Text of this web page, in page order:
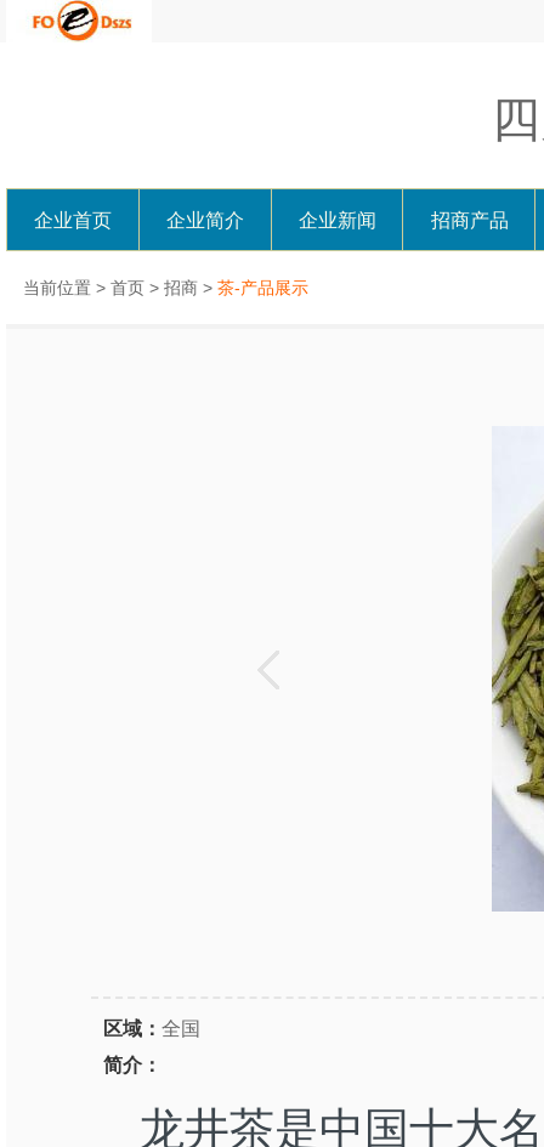
企业首页 企业简介 企业新闻 招商产品
当前位置 > 首页 > 招商 > 茶-产品展示
区域： 全国
简介：
龙井茶是中国十大